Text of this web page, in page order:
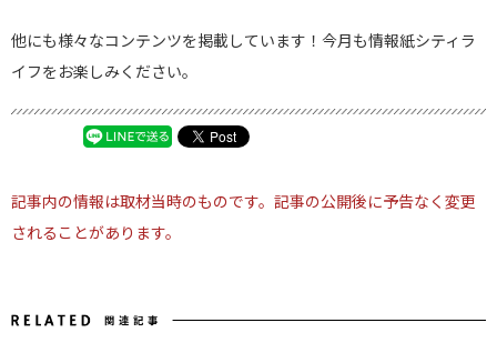
他にも様々なコンテンツを掲載しています！今月も情報紙シティラ
イフをお楽しみください。
記事内の情報は取材当時のものです。記事の公開後に予告なく変更
されることがあります。